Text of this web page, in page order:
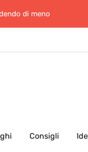
di meno
Consigli